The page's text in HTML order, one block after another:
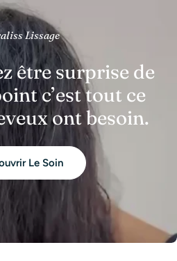
Lissage
être surprise de
c’est tout ce
ont besoin.
Le Soin